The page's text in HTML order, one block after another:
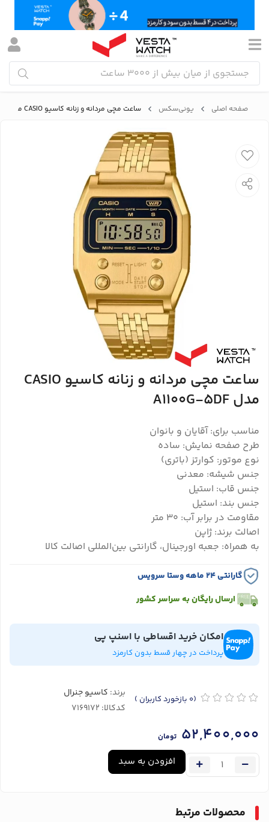
صفحه اصلی یونی‌سکس ساعت مچی مردانه و زنانه کاسیو CASIO مدل A1100G-5DF
ساعت مچی مردانه و زنانه کاسیو CASIO
مدل A1100G-5DF
مناسب برای: آقایان و بانوان
طرح صفحه نمایش: ساده
نوع موتور: کوارتز (باتری)
جنس شیشه: معدنی
جنس قاب: استیل
جنس بند: استیل
مقاومت در برابر آب: 30 متر
اصالت برند: ژاپن
به همراه: جعبه اورجینال، گارانتی بین‌المللی اصالت کالا
گارانتی ۲۴ ماهه وستا سرویس
ارسال رایگان به سراسر کشور
امکان خرید اقساطی با اسنپ پی
پرداخت در چهار قسط بدون کارمزد
(0 بازخورد کاربران ) برند: کاسیو جنرال
کدکالا:
52,400,000 تومان
افزودن به سبد
محصولات مرتبط